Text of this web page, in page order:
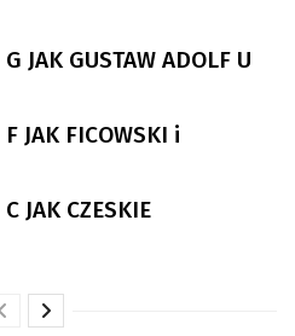
GUSTAW ADOLF U
JAK FICOWSKI i
JAK CZESKIE